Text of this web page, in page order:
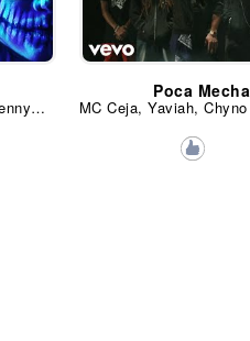
Dvice, Pacho El Antifeka, Benny Benni, J-King, Chyno Nyno, Jehza, Mason, Lisux, Galindo, Laborde y Ninjiizu
Poca Mecha